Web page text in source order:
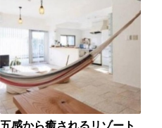
五感から癒されるリゾート